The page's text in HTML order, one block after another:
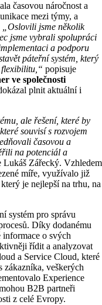
časovou náročnost a
mezi týmy, a
„Oslovili jsme několik
jsme vybrali spolupráci
a podporu
páteřní systém, který
flexibilitu,“ popisuje
ve společnosti
plnit aktuální i
ale řešení, které by
souvisí s rozvojem
časovou a
na potenciál a
Lukáš Zářecký. Vzhledem
míře, využívalo již
je nejlepší na trhu, na
systém pro správu
Díky dodanému
informace o svých
řídit a analyzovat
a Service Cloud, které
zákazníka, veškerých
Experience
B2B partneři
z celé Evropy.